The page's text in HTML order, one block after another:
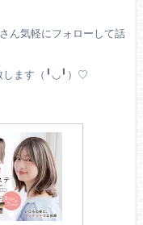
ん気軽にフォローして話
します（╹◡╹）♡